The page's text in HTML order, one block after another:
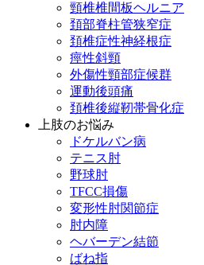
頸椎椎間板ヘルニア
頚部脊柱管狭窄症
頚椎症性神経根症
痙性斜頸
外傷性頸部症候群
運動後頭痛
頚椎後縦靭帯骨化症
上肢のお悩み
ドケルバン病
テニス肘
野球肘
TFCC損傷
変形性肘関節症
肘内障
ヘバーデン結節
ばね指